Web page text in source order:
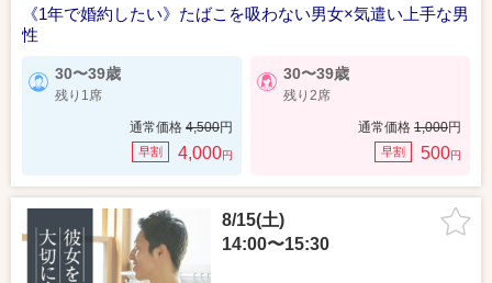
《1年で婚約したい》たばこを吸わない男女×気遣い上手な男
性
30〜39歳
残り1席
通常価格 4,500円
早割 4,000円
30〜39歳
残り2席
通常価格 1,000円
早割 500円
8/15(土)
14:00〜15:30